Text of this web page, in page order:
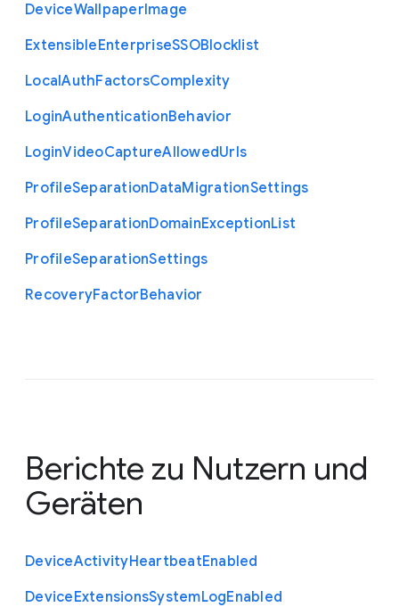
DeviceWallpaperImage
ExtensibleEnterpriseSSOBlocklist
LocalAuthFactorsComplexity
LoginAuthenticationBehavior
LoginVideoCaptureAllowedUrls
ProfileSeparationDataMigrationSettings
ProfileSeparationDomainExceptionList
ProfileSeparationSettings
RecoveryFactorBehavior
Berichte zu Nutzern und
Geräten
DeviceActivityHeartbeatEnabled
DeviceExtensionsSystemLogEnabled